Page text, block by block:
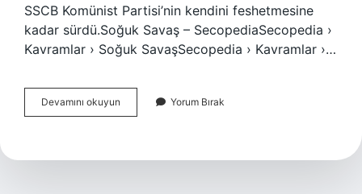
SSCB Komünist Partisi’nin kendini feshetmesine
kadar sürdü.Soğuk Savaş – SecopediaSecopedia ›
Kavramlar › Soğuk SavaşSecopedia › Kavramlar ›…
Devamını okuyun
Savaşın
Yorum Bırak